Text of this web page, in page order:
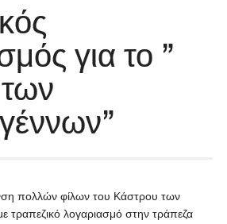
για το ”
πολλών φίλων του Κάστρου των
τραπεζικό λογαριασμό στην τράπεζα